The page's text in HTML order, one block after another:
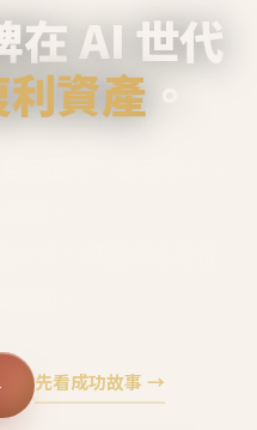
在 AI 世代
資產 。
先看成功故事 →